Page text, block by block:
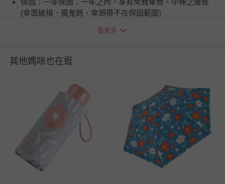
(傘面破損、魔鬼氈、傘頭帶不在保固範圍)
詳細尺寸：310mm * 60mm * 60mm
或颱風天使用。
開，再行展開雨傘。
商品運送限制：出貨地限台灣本島
退換貨須知
您所購買的商品享有7天的鑑賞期／猶豫期權益，但此期間
並非試用期，您所退回的商品必須是未經使用的全新狀態，
包含完整包裝、配件、說明文件及贈品等。
看更多
其他媽咪也在逛